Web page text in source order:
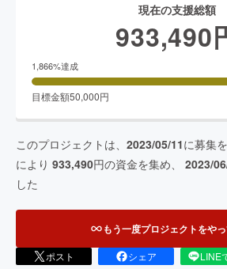
現在の支援総額
933,490
1,866%達成
目標金額50,000円
このプロジェクトは、 2023/05/11に募集
により 933,490円の資金を集め、 2023/
した
もう一度プロジェクトをや
ポスト シェア LINE